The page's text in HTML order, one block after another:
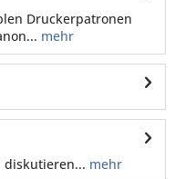
Druckerpatronen
mehr
diskutieren... mehr